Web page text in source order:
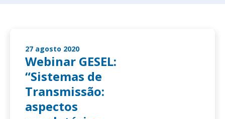
27 agosto 2020
Webinar GESEL:
“Sistemas de
Transmissão:
aspectos